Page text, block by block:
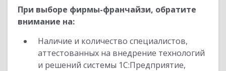
При выборе фирмы-франчайзи, обратите
внимание на:
Наличие и количество специалистов,
аттестованных на внедрение технологий
и решений системы 1С:Предприятие,